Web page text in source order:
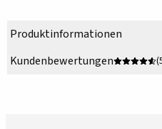
Produktinformationen
Kundenbewertungen